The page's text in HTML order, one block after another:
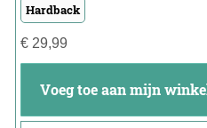
Hardback
€29,99
Voeg toe aan mijn